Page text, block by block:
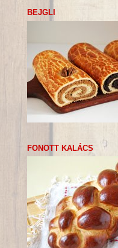
BEJGLI
FONOTT KALÁCS